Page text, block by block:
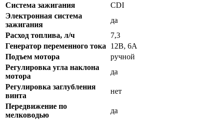
Система зажигания
CDI
Электронная система
зажигания
да
Расход топлива, л/ч
7,3
Генератор переменного тока
12В, 6А
Подъем мотора
ручной
Регулировка угла наклона
мотора
да
Регулировка заглубления
винта
нет
Передвижение по
мелководью
да